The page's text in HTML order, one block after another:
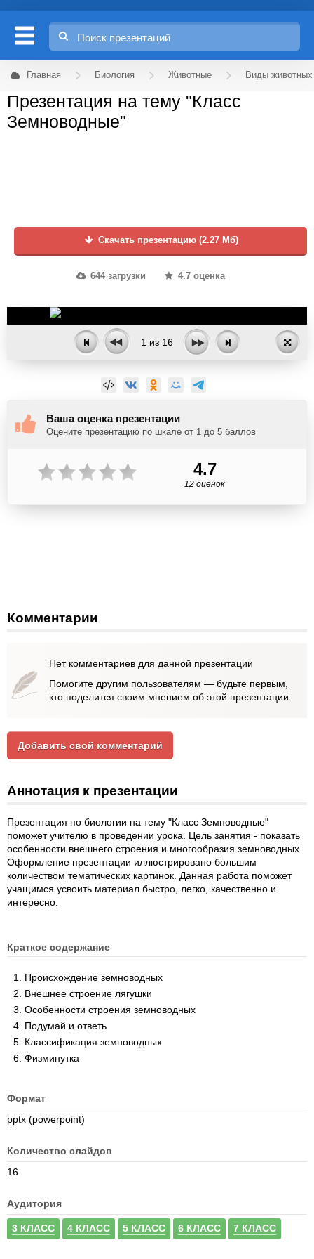
Главная Биология Животные Виды животных
Презентация на тему "Класс
Земноводные"
Скачать презентацию (2.27 Мб)
644 загрузки 4.7 оценка
1 из 16
Ваша оценка презентации
Оцените презентацию по шкале от 1 до 5 баллов
4.7
12 оценок
Комментарии
Нет комментариев для данной презентации
Помогите другим пользователям — будьте первым,
кто поделится своим мнением об этой презентации.
Добавить свой комментарий
Аннотация к презентации
Презентация по биологии на тему "Класс Земноводные"
поможет учителю в проведении урока. Цель занятия - показать
особенности внешнего строения и многообразия земноводных.
Оформление презентации иллюстрировано большим
количеством тематических картинок. Данная работа поможет
учащимся усвоить материал быстро, легко, качественно и
интересно.
Краткое содержание
Происхождение земноводных
Внешнее строение лягушки
Особенности строения земноводных
Подумай и ответь
Классификация земноводных
Физминутка
Формат
pptx (powerpoint)
Количество слайдов
16
Аудитория
3 КЛАСС 4 КЛАСС 5 КЛАСС 6 КЛАСС 7 КЛАСС